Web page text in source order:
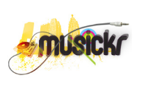
contenuto